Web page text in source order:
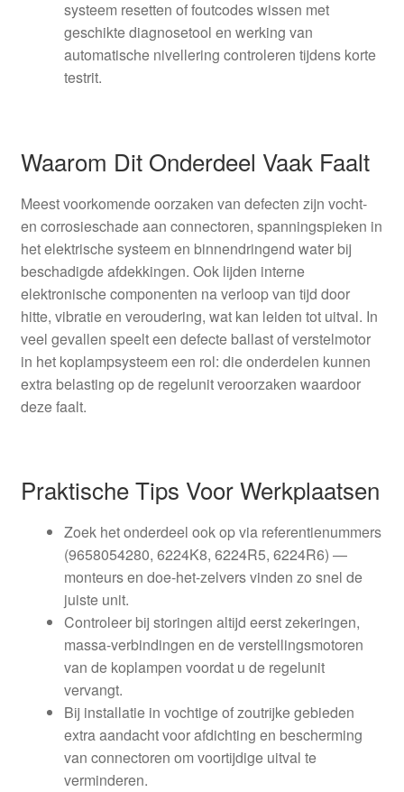
systeem resetten of foutcodes wissen met
geschikte diagnosetool en werking van
automatische nivellering controleren tijdens korte
testrit.
Waarom Dit Onderdeel Vaak Faalt
Meest voorkomende oorzaken van defecten zijn vocht-
en corrosieschade aan connectoren, spanningspieken in
het elektrische systeem en binnendringend water bij
beschadigde afdekkingen. Ook lijden interne
elektronische componenten na verloop van tijd door
hitte, vibratie en veroudering, wat kan leiden tot uitval. In
veel gevallen speelt een defecte ballast of verstelmotor
in het koplampsysteem een rol: die onderdelen kunnen
extra belasting op de regelunit veroorzaken waardoor
deze faalt.
Praktische Tips Voor Werkplaatsen
Zoek het onderdeel ook op via referentienummers
(9658054280, 6224K8, 6224R5, 6224R6) —
monteurs en doe-het-zelvers vinden zo snel de
juiste unit.
Controleer bij storingen altijd eerst zekeringen,
massa-verbindingen en de verstellingsmotoren
van de koplampen voordat u de regelunit
vervangt.
Bij installatie in vochtige of zoutrijke gebieden
extra aandacht voor afdichting en bescherming
van connectoren om voortijdige uitval te
verminderen.